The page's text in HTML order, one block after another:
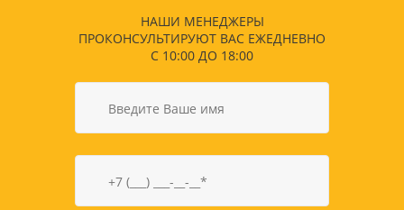
НАШИ МЕНЕДЖЕРЫ
ПРОКОНСУЛЬТИРУЮТ ВАС ЕЖЕДНЕВНО
С 10:00 ДО 18:00